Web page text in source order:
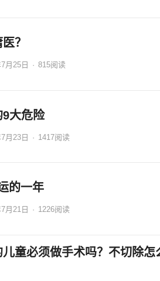
？
月25日 · 815阅读
大危险
月23日 · 1417阅读
的一年
月21日 · 1226阅读
童必须做手术吗？不切除怎